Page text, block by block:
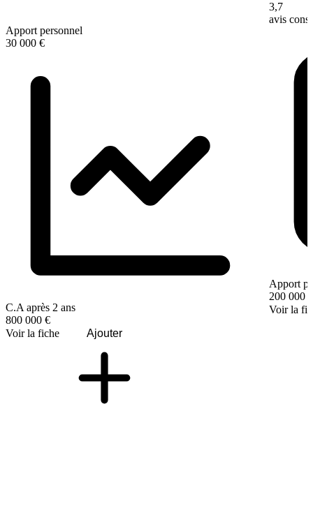
Apport personnel
30 000 €
C.A après 2 ans
800 000 €
Voir la fiche
Ajouter
3,7
avis
Apport
200 000 €
Voir la